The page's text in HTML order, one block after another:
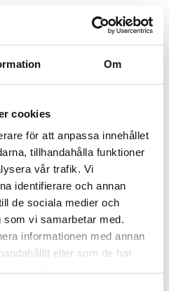
Om
cookies
för att anpassa innehållet
tillhandahålla funktioner
vår trafik. Vi
identifierare och annan
de sociala medier och
vi samarbetar med.
informationen med annan
eller som de har